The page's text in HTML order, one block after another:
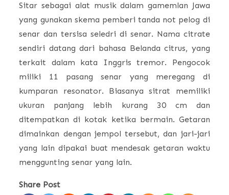
Sitar sebagai alat musik dalam gamemlan Jawa
yang gunakan skema pemberi tanda not pelog di
senar dan tersisa seledri di senar. Nama citrate
sendiri datang dari bahasa Belanda citrus, yang
terkait dalam kata Inggris tremor. Pengocok
miliki 11 pasang senar yang meregang di
kumparan resonator. Biasanya sitrat memiliki
ukuran panjang lebih kurang 30 cm dan
ditempatkan di kotak ketika bermain. Getaran
dimainkan dengan jempol tersebut, dan jari-jari
yang lain dipakai buat mendesak getaran waktu
menggunting senar yang lain.
Share Post